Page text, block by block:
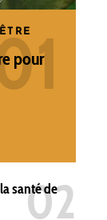
pour
santé de